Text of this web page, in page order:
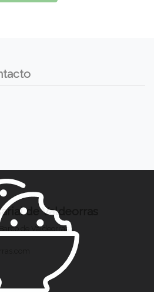
de Valdeorras
de Valdeorras.